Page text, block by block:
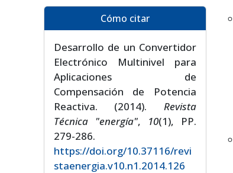
Cómo citar
Desarrollo de un Convertidor
Electrónico Multinivel para
Aplicaciones de
Compensación de Potencia
Reactiva. (2014). Revista
Técnica "energía", 10(1), PP.
279-286.
https://doi.org/10.37116/revi
staenergia.v10.n1.2014.126